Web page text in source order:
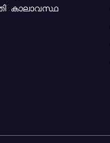
കാലാവസ്ഥ